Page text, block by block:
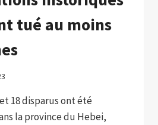
tué au moins
18 disparus ont été
la province du Hebei,